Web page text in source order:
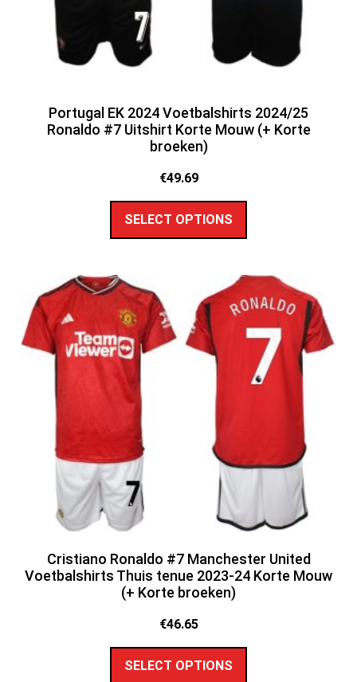
Portugal EK 2024 Voetbalshirts 2024/25
Ronaldo #7 Uitshirt Korte Mouw (+ Korte
broeken)
€49.69
SELECT OPTIONS
Cristiano Ronaldo #7 Manchester United
Voetbalshirts Thuis tenue 2023-24 Korte Mouw
(+ Korte broeken)
€46.65
SELECT OPTIONS